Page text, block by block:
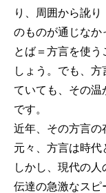
り、周囲から訛
のものが通じなか
とば＝方言を使
しょう。でも、
ていても、その温
です。
近年、その方言の
元々、方言は時代
しかし、現代の
伝達の急激なスピ